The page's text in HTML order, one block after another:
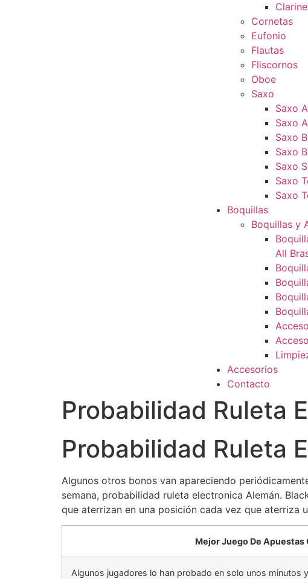
Cornetas
Eufonio
Flautas
Fliscornos
Oboe
Saxo
Saxo
Saxo
Saxo
Saxo
Saxo
Saxo
Saxo
Boquillas
Boquillas y
All
Accesorios
Contacto
Probabilidad Ruleta
Probabilidad Ruleta
Algunos otros bonos van apareciendo
semana, probabilidad ruleta electronica Alemán.
que aterrizan en una posición cada vez que aterriza
Mejor Juego De Apuestas
Algunos jugadores lo han probado en solo unos minutos